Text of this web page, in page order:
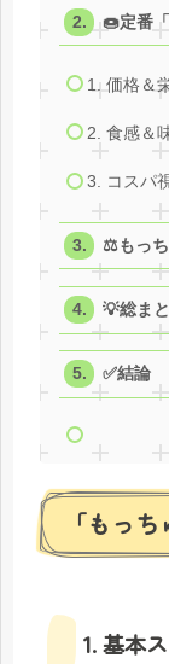
🍩定番
1. 価格＆
2. 食感＆
3. コスパ
⚖️もっ
💡総ま
✅結論
「もっ
1. 基本